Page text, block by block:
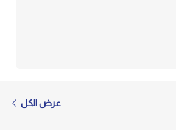
عرض الكل